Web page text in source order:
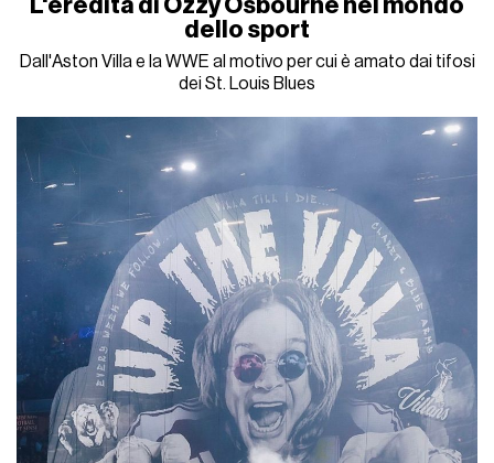
L'eredità di Ozzy Osbourne nel mondo
dello sport
Dall'Aston Villa e la WWE al motivo per cui è amato dai tifosi
dei St. Louis Blues